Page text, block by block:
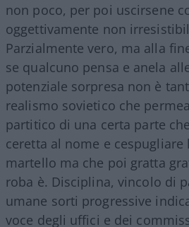
non poco, per poi uscirsene
oggettivamente non
Parzialmente vero, ma alla
se qualcuno pensa e anela
potenziale sorpresa non è
realismo sovietico che
partitico di una certa parte
ceretta al nome e cespugliare
martello ma che poi gratta
roba è. Disciplina, vincolo di
umane sorti progressive
voce degli uffici e dei